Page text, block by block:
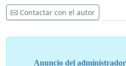
https://www.facebook.com/
Contactar con el autor
Anuncio del administrador